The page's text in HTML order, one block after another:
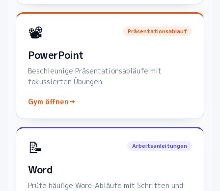
📽️ Präsentationsablauf
PowerPoint
Beschleunige Präsentationsabläufe mit
fokussierten Übungen.
Gym öffnen→
📝 Arbeitsanleitungen
Word
Prüfe häufige Word-Abläufe mit Schritten und